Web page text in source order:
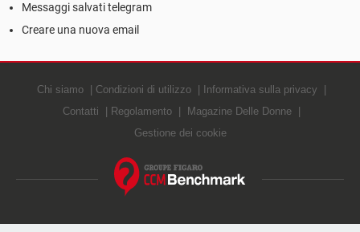
Messaggi salvati telegram
Creare una nuova email
Chi siamo Condizioni di utilizzo
Informativa sulla privacy
Contatti
Regolamento
Magazine Delle Donne
Gestione dei cookie